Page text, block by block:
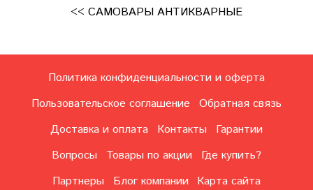
<< САМОВАРЫ АНТИКВАРНЫЕ
Политика конфиденциальности и оферта
Пользовательское соглашение
Обратная связь
Доставка и оплата
Контакты
Гарантии
Вопросы
Товары по акции
Где купить?
Партнеры
Блог компании Карта сайта